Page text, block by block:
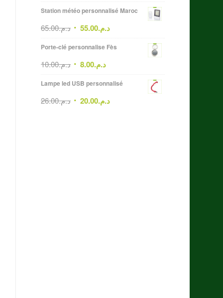
Station météo personnalisé Maroc
د.م.65.00 د.م.55.00
Porte-clé personnalise Fès
د.م.10.00 د.م.8.00
Lampe led USB personnalisé
د.م.26.00 د.م.20.00